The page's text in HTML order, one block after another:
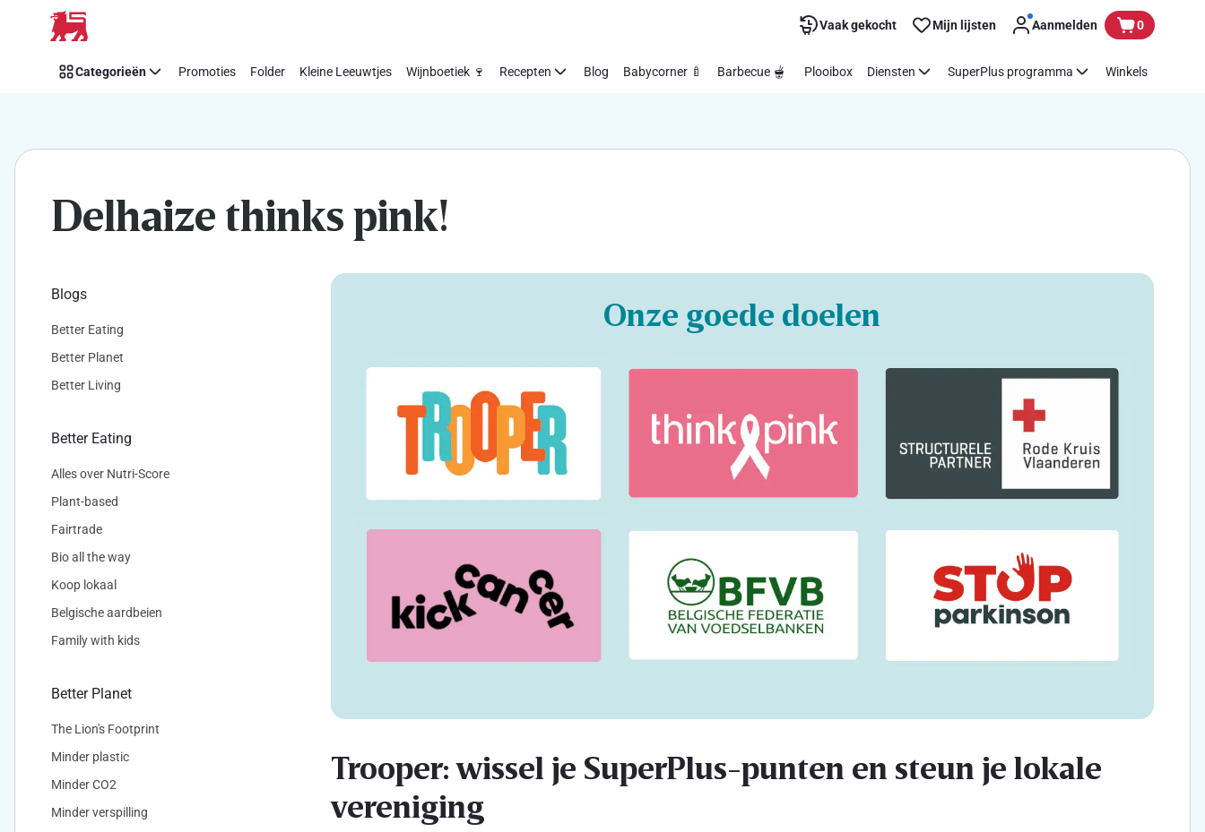
Overslaan
Makkelijk
Vaak gekocht Mijn lijsten Aanmelden 0
Categorieën Promoties Folder Kleine Leeuwtjes Wijnboetiek 🍷 Recepten Blog Babycorner 🍼 Barbecue 🫕 Plooibox Diensten SuperPlus programma Winkels
Delhaize thinks pink!
Blogs
Better Eating
Better Planet
Better Living
Better Eating
Alles over Nutri-Score
Plant-based
Fairtrade
Bio all the way
Koop lokaal
Belgische aardbeien
Family with kids
Better Planet
The Lion's Footprint
Minder plastic
Minder CO2
Minder verspilling
Onze goede doelen
Trooper: wissel je SuperPlus-punten en steun je lokale
vereniging